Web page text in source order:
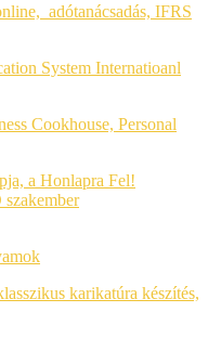
adótanácsadás, IFRS
System Internatioanl
Cookhouse, Personal
a Honlapra Fel!
szakember
karikatúra készítés,